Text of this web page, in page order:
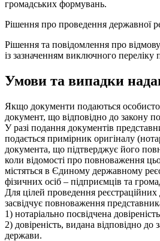
громадських формувань.
Рішення про проведення державної
Рішення та повідомлення про
із зазначенням виключного переліку
Умови та випадки
Якщо документи подаються
документ, що відповідно до закону
У разі подання документів
подається примірник оригіналу
документа, що підтверджує його
коли відомості про повноваження
містяться в Єдиному державному
фізичних осіб – підприємців та
Для цілей проведення
засвідчує повноваження
1) нотаріально посвідчена
2) довіреність, видана відповідно до
держави.